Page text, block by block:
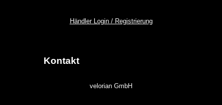
Händler Login / Registrierung
Kontakt
velorian GmbH